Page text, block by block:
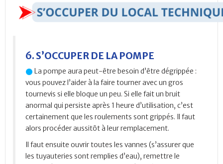
6. S’OCCUPER DE LA POMPE
La pompe aura peut-être besoin d’être dégrippée :
vous pouvez l’aider à la faire tourner avec un gros
tournevis si elle bloque un peu. Si elle fait un bruit
anormal qui persiste après 1 heure d’utilisation, c’est
certainement que les roulements sont grippés. Il faut
alors procéder aussitôt à leur remplacement.
Il faut ensuite ouvrir toutes les vannes (s’assurer que
les tuyauteries sont remplies d’eau), remettre le